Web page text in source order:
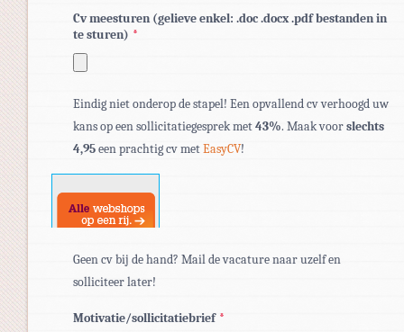
Cv meesturen (gelieve enkel: .doc .docx .pdf bestanden in
te sturen) *
bestandstypen:
pdf,
doc,
docx.
Eindig niet onderop de stapel! Een opvallend cv verhoogd uw
kans op een sollicitatiegesprek met43%. Maak voorslechts
4,95een prachtig cv metEasyCV!
Geen cv bij de hand? Mail de vacature naar uzelf en
solliciteer later!
Motivatie/sollicitatiebrief *